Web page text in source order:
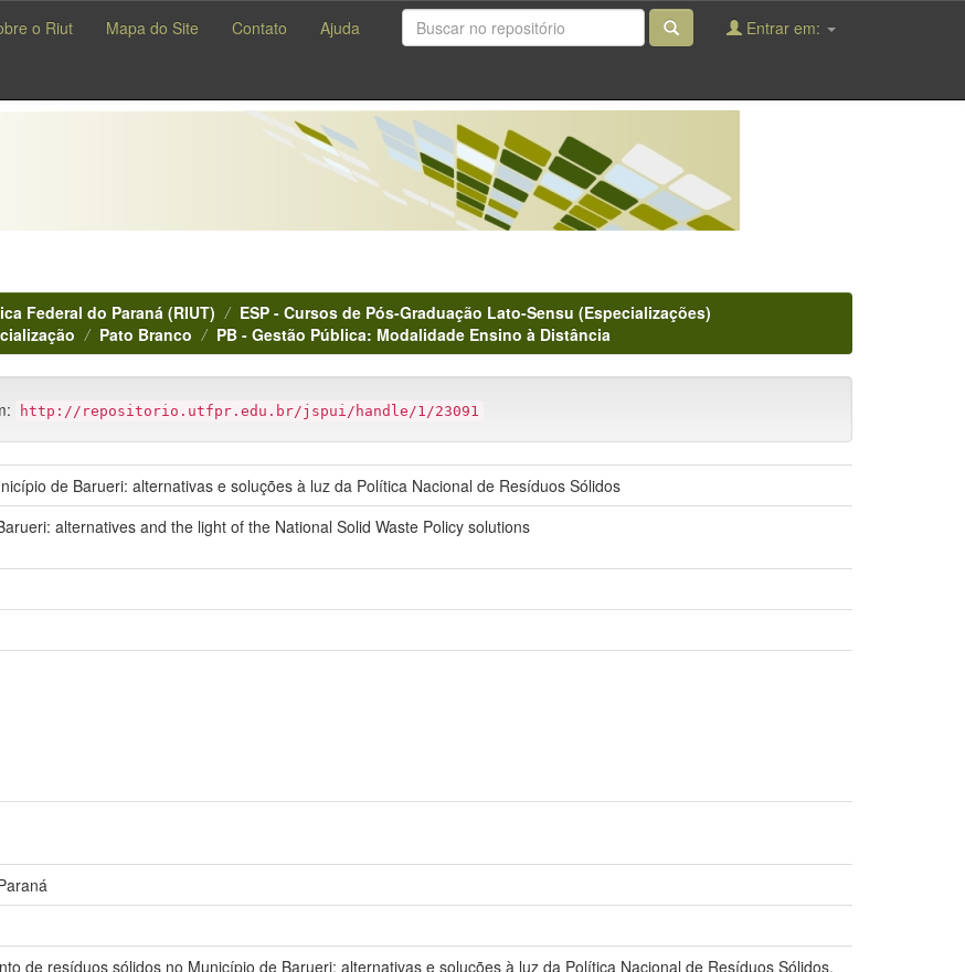
o Riut Mapa do Site Contato Ajuda Entrar em:
Federal do Paraná (RIUT)
ESP - Cursos de Pós-Graduação Lato-Sensu (Especializações)
Pato Branco PB - Gestão Pública: Modalidade Ensino à Distância
http://repositorio.utfpr.edu.br/jspui/handle/1/23091
de Barueri: alternativas e soluções à luz da Política Nacional de Resíduos Sólidos
alternatives and the light of the National Solid Waste Policy solutions
de resíduos sólidos no Município de Barueri: alternativas e soluções à luz da Política Nacional de Resíduos Sólidos.